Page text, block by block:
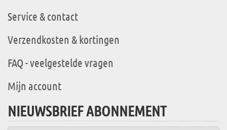
Service & contact
Verzendkosten & kortingen
FAQ - veelgestelde vragen
Mijn account
NIEUWSBRIEF ABONNEMENT